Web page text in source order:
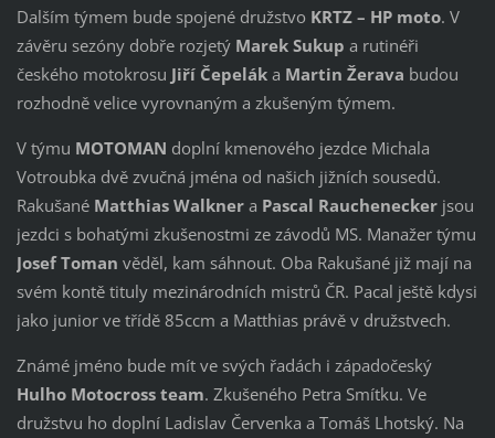
Dalším týmem bude spojené družstvo KRTZ – HP moto. V
závěru sezóny dobře rozjetý Marek Sukup a rutinéři
českého motokrosu Jiří Čepeláka Martin Žerava budou
rozhodně velice vyrovnaným a zkušeným týmem.
V týmu MOTOMAN doplní kmenového jezdce Michala
Votroubka dvě zvučná jména od našich jižních sousedů.
Rakušané Matthias Walknera Pascal Raucheneckerjsou
jezdci s bohatými zkušenostmi ze závodů MS. Manažer týmu
Josef Toman věděl, kam sáhnout. Oba Rakušané již mají na
svém kontě tituly mezinárodních mistrů ČR. Pacal ještě kdysi
jako junior ve třídě 85ccm a Matthias právě v družstvech.
Známé jméno bude mít ve svých řadách i západočeský
Hulho Motocross team. Zkušeného Petra Smítku. Ve
družstvu ho doplní Ladislav Červenka a Tomáš Lhotský. Na